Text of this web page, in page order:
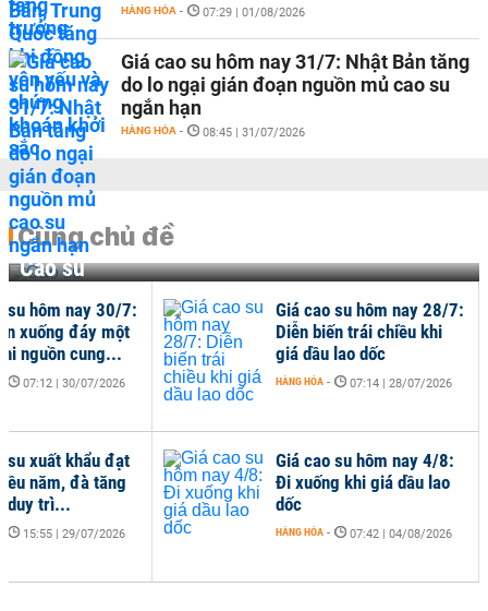
HÀNG HÓA - 07:29 | 01/08/2026
Giá cao su hôm nay 31/7: Nhật Bản tăng
do lo ngại gián đoạn nguồn mủ cao su
ngắn hạn
HÀNG HÓA - 08:45 | 31/07/2026
Cùng chủ đề
Cao su
Giá cao su hôm nay 4/8:
Đi xuống khi giá dầu lao
dốc
HÀNG HÓA - 07:42 | 04/08/2026
su hôm nay 30/7:
xuống đáy một
nguồn cung...
07:12 | 30/07/2026
su xuất khẩu đạt
năm, đà tăng
duy trì...
15:55 | 29/07/2026
Giá cao su hôm nay 28/7:
Diễn biến trái chiều khi
giá dầu lao dốc
HÀNG HÓA - 07:14 | 28/07/2026